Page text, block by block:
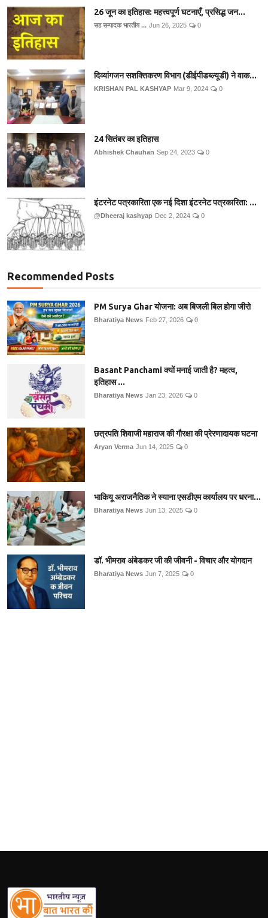
26 जून का इतिहास: महत्त्वपूर्ण घटनाएँ, प्रसिद्ध जन...
सह सम्पादक भारतीय ... Jun 26, 2025 0
दिव्यांगजन सशक्तिकरण विभाग (डीईपीडब्ल्यूडी) ने वाक...
KRISHAN PAL KASHYAP Mar 9, 2024 0
24 सितंबर का इतिहास
Abhishek Chauhan Sep 24, 2023 0
इंटरनेट पत्रकारिता एक नई दिशा इंटरनेट पत्रकारिता: ...
@Dheeraj kashyap Dec 2, 2024 0
Recommended Posts
PM Surya Ghar योजना: अब बिजली बिल होगा जीरो
Bharatiya News Feb 27, 2026 0
Basant Panchami क्यों मनाई जाती है? महत्व,
इतिहास ...
Bharatiya News Jan 23, 2026 0
छत्रपति शिवाजी महाराज की गौरक्षा की प्रेरणादायक घटना
Aryan Verma Jun 14, 2025 0
भाकियू अराजनैतिक ने स्याना एसडीएम कार्यालय पर धरना...
Bharatiya News Jun 13, 2025 0
डॉ. भीमराव अंबेडकर जी की जीवनी - विचार और योगदान
Bharatiya News Jun 7, 2025 0